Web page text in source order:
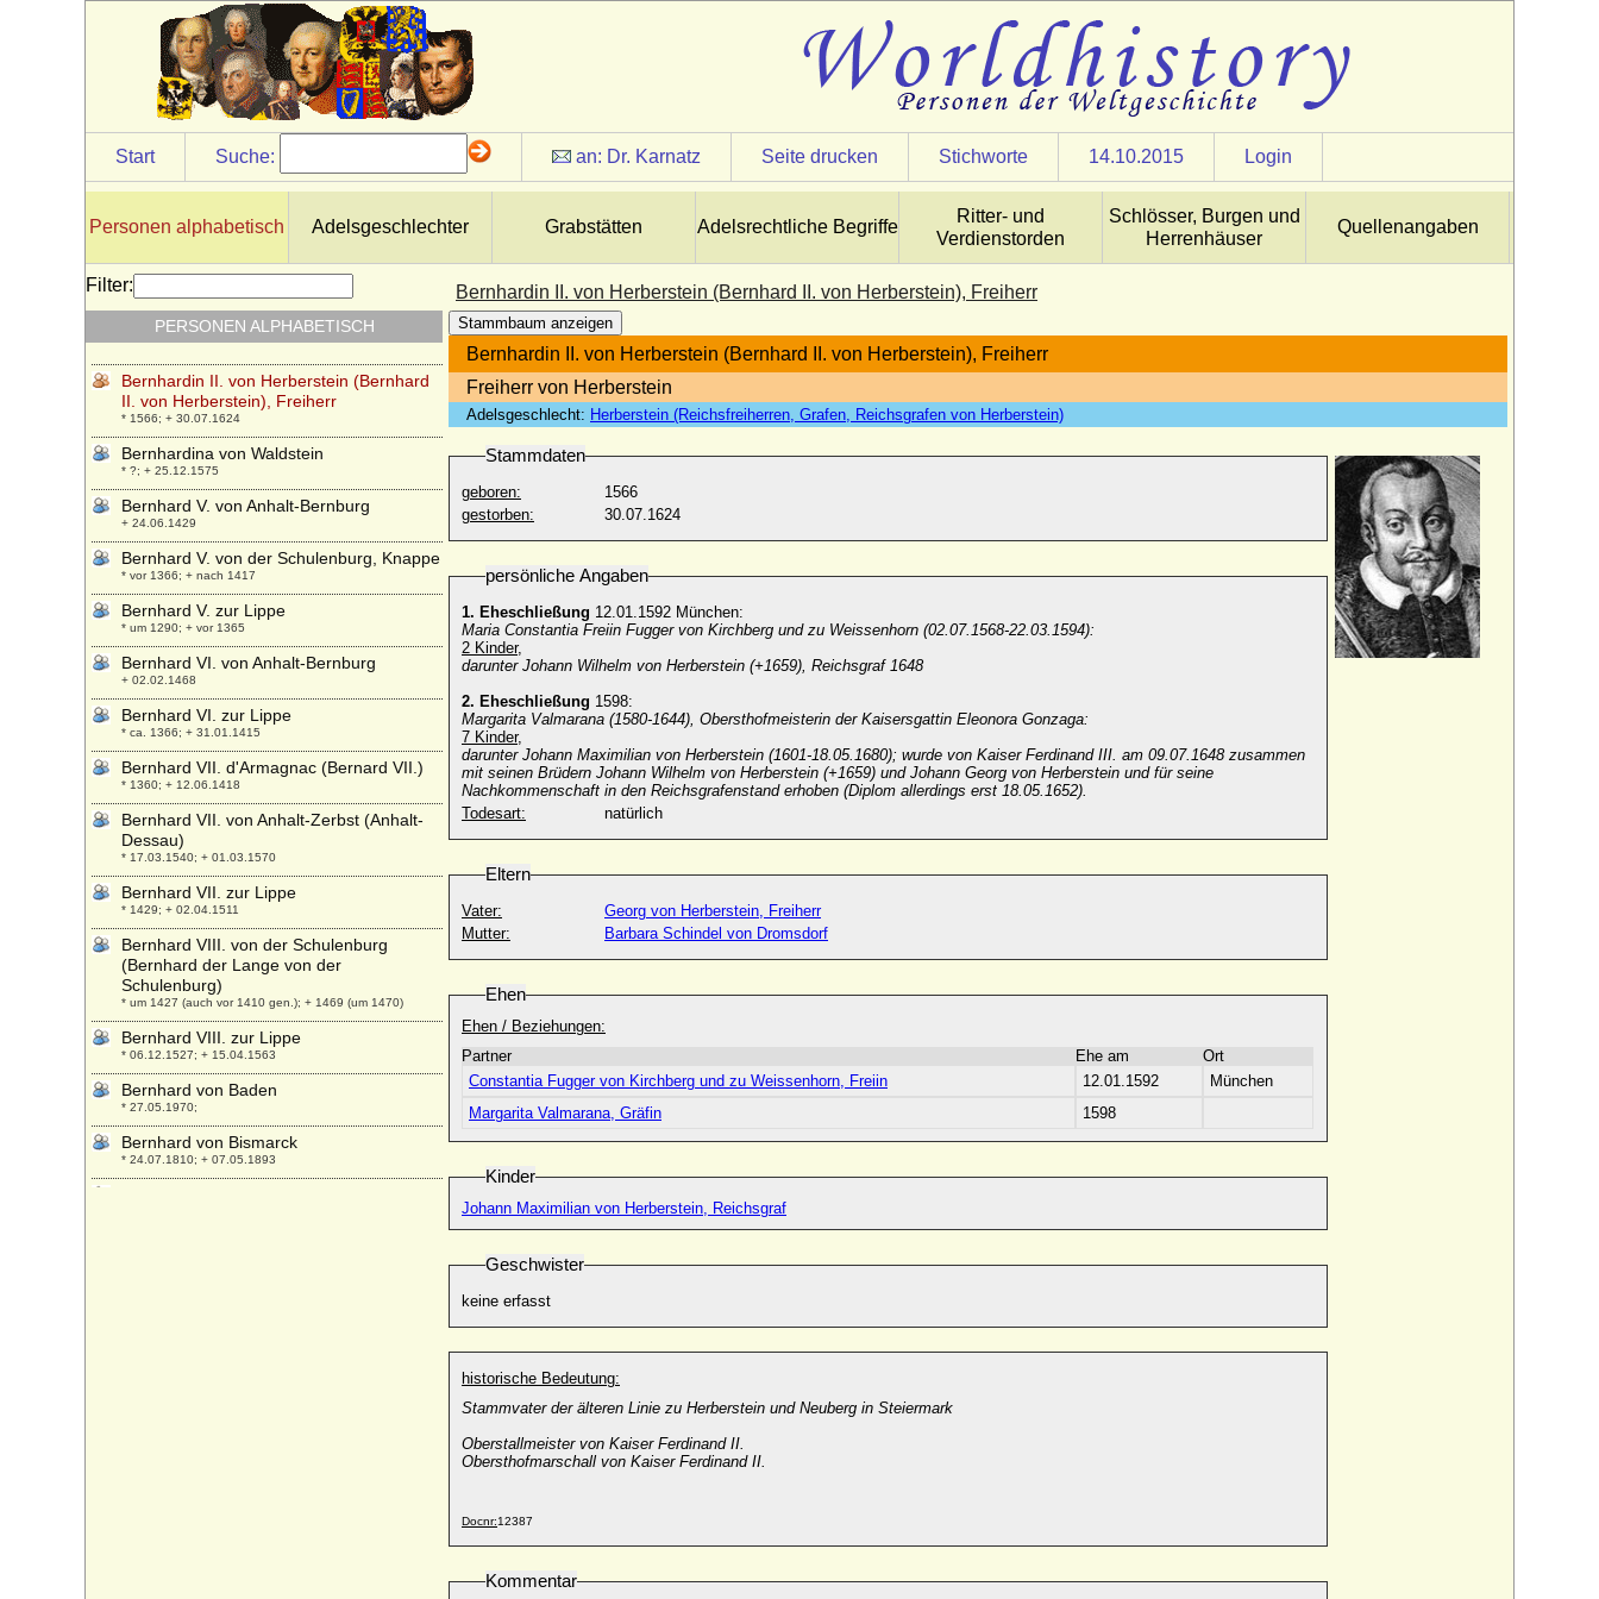
Start Suche: an: Dr. Karnatz Seite drucken Stichworte 14.10.2015 Login
Personen alphabetisch Adelsgeschlechter Grabstätten Adelsrechtliche Begriffe
Ritter- und
Verdienstorden
Schlösser, Burgen und
Herrenhäuser
Quellenangaben
Bernhardin II. von Herberstein (Bernhard II. von Herberstein), Freiherr
Stammbaum anzeigen
Bernhardin II. von Herberstein (Bernhard II. von Herberstein), Freiherr
Freiherr von Herberstein
Adelsgeschlecht: Herberstein (Reichsfreiherren, Grafen, Reichsgrafen von Herberstein)
Stammdaten
geboren:
1566
gestorben:
30.07.1624
persönliche Angaben
1. Eheschließung 12.01.1592 München:
Maria Constantia Freiin Fugger von Kirchberg und zu Weissenhorn (02.07.1568-22.03.1594):
2 Kinder,
darunter Johann Wilhelm von Herberstein (+1659), Reichsgraf 1648
2. Eheschließung 1598:
Margarita Valmarana (1580-1644), Obersthofmeisterin der Kaisersgattin Eleonora Gonzaga:
7 Kinder,
darunter Johann Maximilian von Herberstein (1601-18.05.1680); wurde von Kaiser Ferdinand III. am 09.07.1648 zusammen
mit seinen Brüdern Johann Wilhelm von Herberstein (+1659) und Johann Georg von Herberstein und für seine
Nachkommenschaft in den Reichsgrafenstand erhoben (Diplom allerdings erst 18.05.1652).
Todesart:
natürlich
Eltern
Vater:
Georg von Herberstein, Freiherr
Mutter:
Barbara Schindel von Dromsdorf
Ehen
Ehen / Beziehungen:
Partner
Ehe am
Ort
Constantia Fugger von Kirchberg und zu Weissenhorn, Freiin
12.01.1592
München
Margarita Valmarana, Gräfin
1598
Kinder
Johann Maximilian von Herberstein, Reichsgraf
Geschwister
keine erfasst
historische Bedeutung:
Stammvater der älteren Linie zu Herberstein und Neuberg in Steiermark
Oberstallmeister von Kaiser Ferdinand II.
Obersthofmarschall von Kaiser Ferdinand II.
Docnr:12387
Kommentar
Filter:
PERSONEN ALPHABETISCH
Bernhard IV. von Anhalt-Bernburg
+ nach 28.06.1354
Bernhard IV. von der Schulenburg, Ritter
* vor 1352; + nach dem 25.02.1414
Bernhard IV. zur Lippe
* um 1230; + 1275
Bernhard Ludolf von Bismarck (Ludolf von
* 12.05.1876; + 14.07.1935
* 30.10.1763; + 10.01.1818
Bernhardin I. von Herberstein,
Reichsfreiherr
* um 1490; + 10.03.1554
Bernhardin II. von Herberstein (Bernhard
II. von Herberstein), Freiherr
* 1566; + 30.07.1624
Bernhardina von Waldstein
* ?; + 25.12.1575
Bernhard V. von Anhalt-Bernburg
+ 24.06.1429
Bernhard V. von der Schulenburg, Knappe
* vor 1366; + nach 1417
Bernhard V. zur Lippe
* um 1290; + vor 1365
Bernhard VI. von Anhalt-Bernburg
+ 02.02.1468
Bernhard VI. zur Lippe
* ca. 1366; + 31.01.1415
Bernhard VII. d'Armagnac (Bernard VII.)
* 1360; + 12.06.1418
Bernhard VII. von Anhalt-Zerbst (Anhalt-
Dessau)
* 17.03.1540; + 01.03.1570
Bernhard VII. zur Lippe
* 1429; + 02.04.1511
Bernhard VIII. von der Schulenburg
(Bernhard der Lange von der
Schulenburg)
* um 1427 (auch vor 1410 gen.); + 1469 (um 1470)
Bernhard VIII. zur Lippe
* 06.12.1527; + 15.04.1563
Bernhard von Baden
* 27.05.1970;
Bernhard von Bismarck
* 24.07.1810; + 07.05.1893